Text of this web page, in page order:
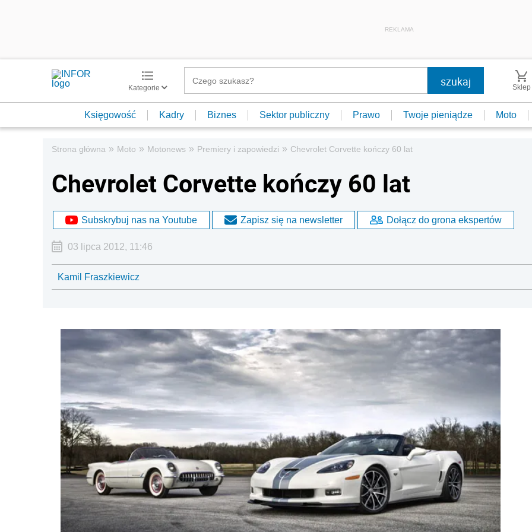
REKLAMA
Kategorie Sklep
Księgowość Kadry Biznes Sektor publiczny Prawo Twoje pieniądze Moto
Strona główna » Moto » Motonews » Premiery i zapowiedzi » Chevrolet Corvette kończy 60 lat
Chevrolet Corvette kończy 60 lat
Subskrybuj nas na Youtube Zapisz się na newsletter Dołącz do grona ekspertów
03 lipca 2012, 11:46
Kamil Fraszkiewicz